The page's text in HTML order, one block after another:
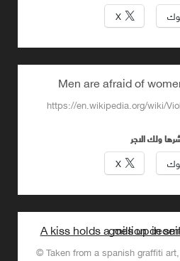
X
https://en.wikipedia.org/wiki/
ولك الاجر
X
Taken from a spanish graffiti